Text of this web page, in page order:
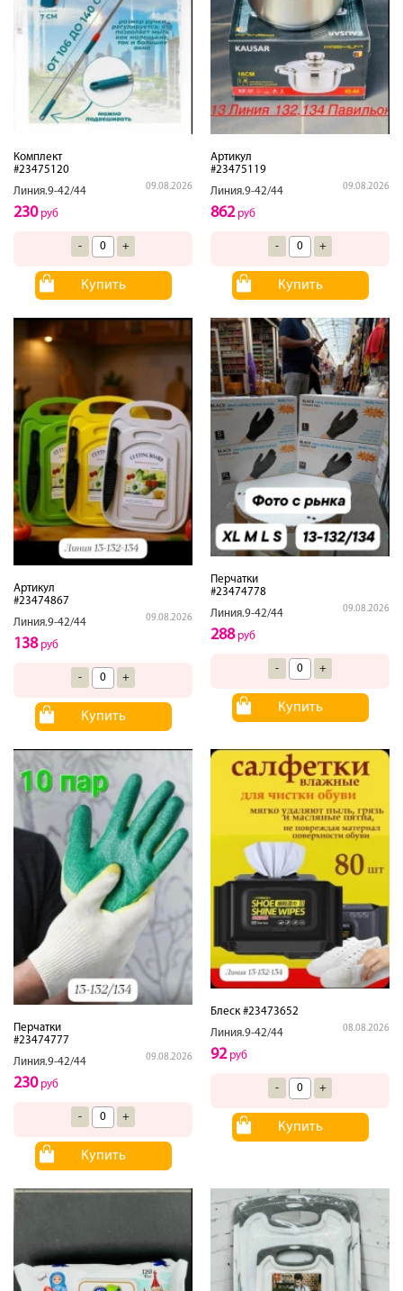
Комплект
#23475120
Линия.9-42/44
09.08.2026
230руб
- +
Купить
Артикул
#23475119
Линия.9-42/44
09.08.2026
862руб
- +
Купить
Артикул
#23474867
Линия.9-42/44
09.08.2026
138руб
- +
Купить
Перчатки
#23474778
Линия.9-42/44
09.08.2026
288руб
- +
Купить
Перчатки
#23474777
Линия.9-42/44
09.08.2026
230руб
- +
Купить
Блеск #23473652
Линия.9-42/44
08.08.2026
92руб
- +
Купить